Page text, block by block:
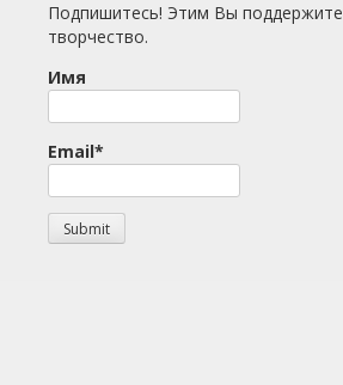
Подпишитесь! Этим Вы
творчество.
Имя
Email*